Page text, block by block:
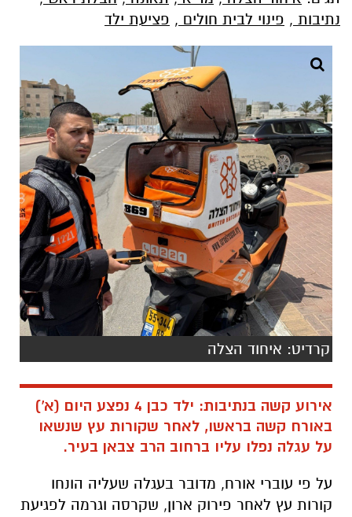
קרדיט: איחוד הצלה
אירוע קשה בנתיבות: ילד כבן 4 נפצע היום (א')
באורח קשה בראשו, לאחר שקורות עץ שנשאו
על פי עוברי אורח, מדובר בעגלה שעליה הונחו
קורות עץ לאחר פירוק ארון, שקרסה וגרמה לפגיעת
הילד. צוותי איחוד הצלה ומד"א הוזעקו למקום
אשר אלמסי, חובש איחוד הצלה, סיפר:"הענקתי